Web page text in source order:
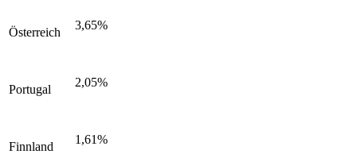
Österreich
3,65%
Portugal
2,05%
Finnland
1,61%